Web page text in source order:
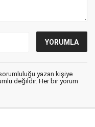
yazan kişiye
değildir. Her bir yorum